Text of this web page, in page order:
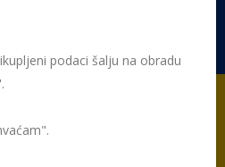
i registracija
podaci šalju na obradu